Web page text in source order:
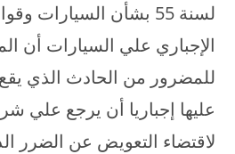
لسنة 55 بشأن السيارات
الإجباري علي السيارات أن
للمضرور من الحادث الذي
عليها إجباريا أن يرجع علي
لاقتضاء التعويض عن الضرر